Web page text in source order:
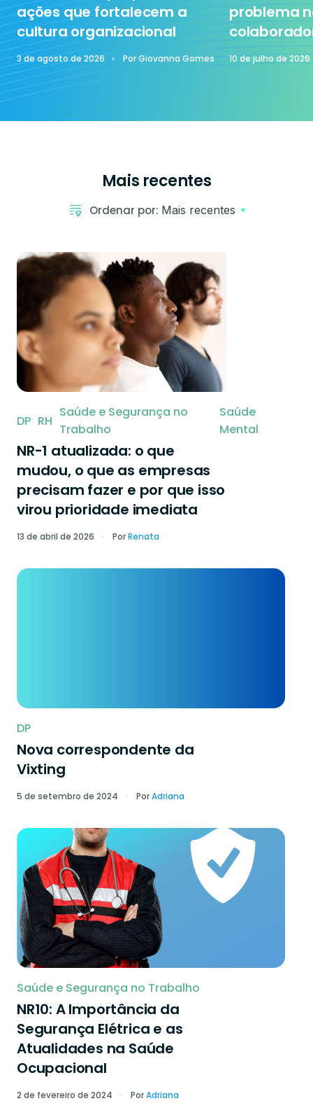
ações que fortalecem a
cultura organizacional
3 de agosto de 2026 PorGiovanna Gomes
problema
10 de julho de 2026
Mais recentes
Ordenar por: Mais recentes
DP RH
Saúde e Segurança no
Trabalho
Saúde
Mental
NR-1 atualizada: o que
mudou, o que as empresas
precisam fazer e por que isso
virou prioridade imediata
13 de abril de 2026 PorRenata
DP
Nova correspondente da
Vixting
5 de setembro de 2024 PorAdriana
Saúde e Segurança no Trabalho
NR10: A Importância da
Segurança Elétrica e as
Atualidades na Saúde
Ocupacional
2 de fevereiro de 2024 PorAdriana